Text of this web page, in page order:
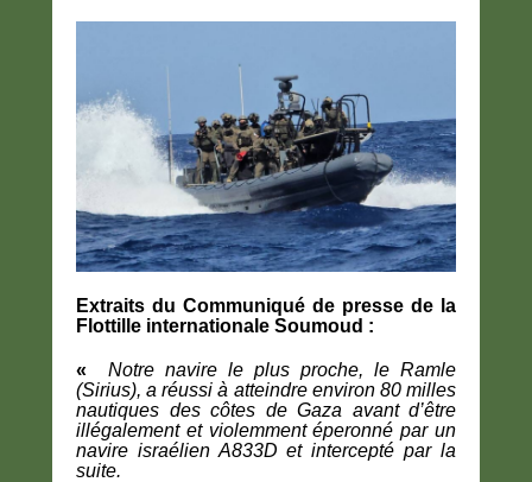
Extraits du Communiqué de presse de la
Flottille internationale Soumoud :
«
Notre navire le plus proche, le Ramle
(Sirius), a réussi à atteindre environ 80 milles
nautiques des côtes de Gaza avant d’être
illégalement et violemment éperonné par un
navire israélien A833D et intercepté par la
suite.